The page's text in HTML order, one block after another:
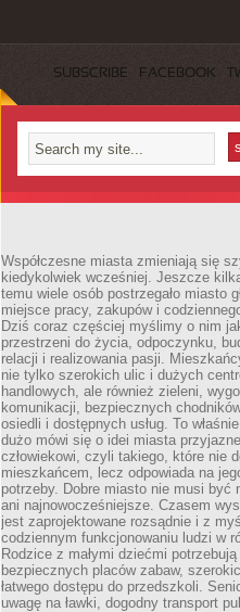
SUBSCRIBE FACEBOOK
Współczesne miasta zmieniają się
kiedykolwiek wcześniej. Jeszcze
temu wiele osób postrzegało miasto
miejsce pracy, zakupów i
Dziś coraz częściej myślimy o nim
przestrzeni do życia, odpoczynku,
relacji i realizowania pasji.
nie tylko szerokich ulic i dużych
handlowych, ale również zieleni,
komunikacji, bezpiecznych
osiedli i dostępnych usług. To
dużo mówi się o idei miasta
człowiekowi, czyli takiego, które nie
mieszkańcem, lecz odpowiada na
potrzeby. Dobre miasto nie musi być
ani najnowocześniejsze. Czasem
jest zaprojektowane rozsądnie i z
codziennym funkcjonowaniu ludzi w
Rodzice z małymi dziećmi potrzebują
bezpiecznych placów zabaw,
łatwego dostępu do przedszkoli.
uwagę na ławki, dogodny transport